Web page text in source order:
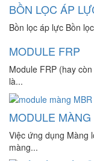
BỒN LỌC ÁP
Bồn lọc áp lực Bồn
MODULE FRP
Module FRP (hay
là...
MODULE MÀNG
Việc ứng dụng Màng
màng...